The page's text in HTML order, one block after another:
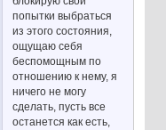
попытки выбраться
из этого состояния,
ощущаю себя
беспомощным по
отношению к нему, я
ничего не могу
сделать, пусть все
останется как есть,